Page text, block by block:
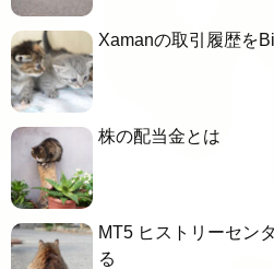
Xamanの取引履歴を
株の配当金とは
MT5 ヒストリーセン
る